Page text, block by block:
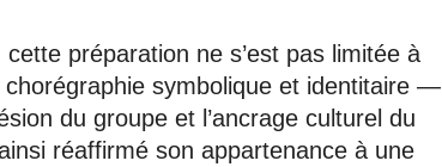
préparation ne s’est pas limitée à
symbolique et identitaire —
du groupe et l’ancrage culturel du
réaffirmé son appartenance à une